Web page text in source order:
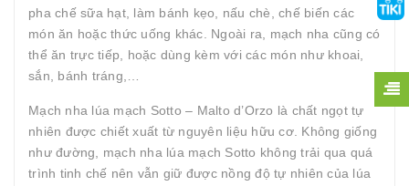
pha chế sữa hạt, làm bánh kẹo, nấu chè, chế biến các
món ăn hoặc thức uống khác. Ngoài ra, mạch nha cũng có
thể ăn trực tiếp, hoặc dùng kèm với các món như khoai,
sắn, bánh tráng,…
Mạch nha lúa mạch Sotto – Malto d’Orzo là chất ngọt tự
nhiên được chiết xuất từ nguyên liệu hữu cơ. Không giống
như đường, mạch nha lúa mạch Sotto không trải qua quá
trình tinh chế nên vẫn giữ được nồng độ tự nhiên của lúa